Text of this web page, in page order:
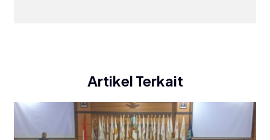
Artikel Terkait